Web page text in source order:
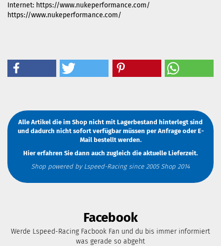
Internet: https://www.nukeperformance.com/
https://www.nukeperformance.com/
Alle Artikel die im Shop nicht mit Lagerbestand hinterlegt sind
und dadurch nicht sofort verfügbar müssen per AnfrageoderE-
Mailbestellt werden.
Hier erfahren Sie dann auch zugleich die aktuelle Lieferzeit.
Shop powered by Lspeed-Racing since 2005 Shop 2014
Facebook
Werde Lspeed-Racing Facbook Fan und du bis immer informiert
was gerade so abgeht